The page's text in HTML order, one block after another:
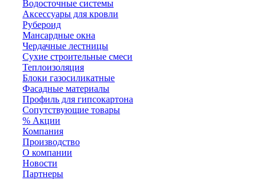
Водосточные системы
Аксессуары для кровли
Рубероид
Мансардные окна
Чердачные лестницы
Сухие строительные смеси
Теплоизоляция
Блоки газосиликатные
Фасадные материалы
Профиль для гипсокартона
Сопутствующие товары
% Акции
Компания
Производство
О компании
Новости
Партнеры